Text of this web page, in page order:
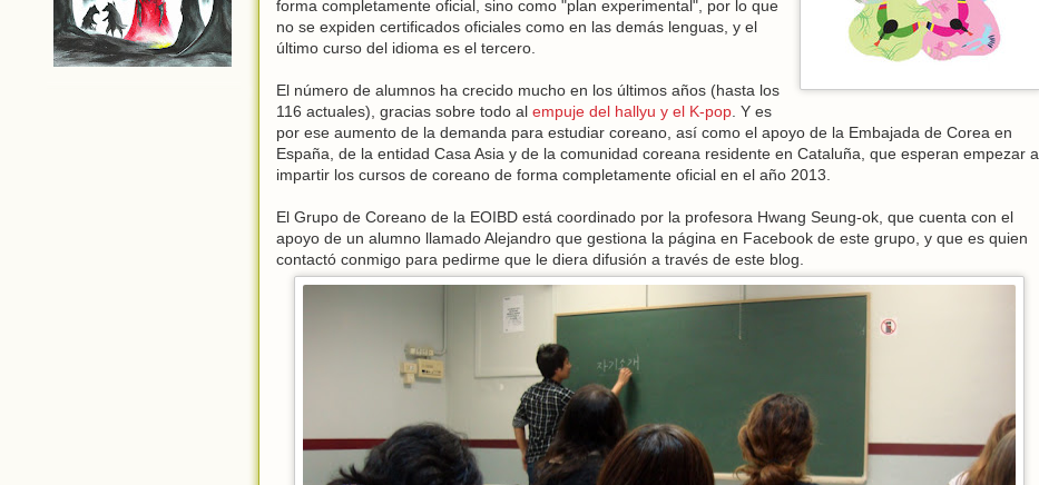
forma completamente oficial, sino como "plan experimental", por lo que
no se expiden certificados oficiales como en las demás lenguas, y el
último curso del idioma es el tercero.
El número de alumnos ha crecido mucho en los últimos años (hasta los
116 actuales), gracias sobre todo al empuje del hallyu y el K-pop . Y es
por ese aumento de la demanda para estudiar coreano, así como el apoyo de la Embajada de Corea en
España, de la entidad Casa Asia y de la comunidad coreana residente en Cataluña, que esperan empezar a
impartir los cursos de coreano de forma completamente oficial en el año 2013.
El Grupo de Coreano de la EOIBD está coordinado por la profesora Hwang Seung-ok, que cuenta con el
apoyo de un alumno llamado Alejandro que gestiona la página en Facebook de este grupo, y que es quien
contactó conmigo para pedirme que le diera difusión a través de este blog.